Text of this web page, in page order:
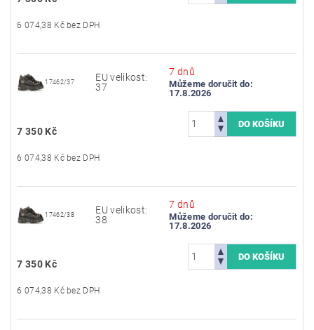
6 074,38 Kč bez DPH
17462/37
EU velikost:
37
7 dnů
Můžeme doručit do:
17.8.2026
7 350 Kč
6 074,38 Kč bez DPH
17462/38
EU velikost:
38
7 dnů
Můžeme doručit do:
17.8.2026
7 350 Kč
6 074,38 Kč bez DPH